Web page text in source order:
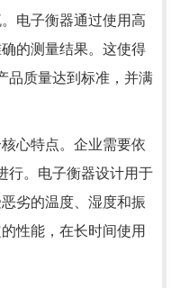
电子衡器通过使用高
的测量结果。这使得
品质量达到标准，并满
心特点。企业需要依
行。电子衡器设计用于
劣的温度、湿度和振
性能，在长时间使用